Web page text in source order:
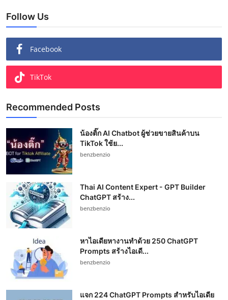
Follow Us
Facebook
TikTok
Recommended Posts
น้องติ๊ก AI Chatbot ผู้ช่วยขายสินค้าบน
TikTok ใช้ย...
benzbenzio
Thai AI Content Expert - GPT Builder
ChatGPT สร้าง...
benzbenzio
หาไอเดียหางานทำด้วย 250 ChatGPT
Prompts สร้างไอเดี...
benzbenzio
แจก 224 ChatGPT Prompts สำหรับไอเดีย